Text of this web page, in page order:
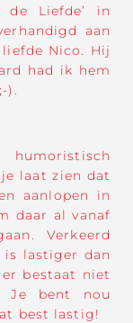
de Liefde’ in
aan
Nico. Hij
had ik hem
).
laat zien dat
aanlopen in
daar al vanaf
Verkeerd
is lastiger dan
bestaat niet
Je bent nou
best lastig!